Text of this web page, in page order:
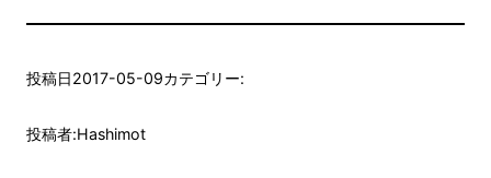
投稿日2017-05-09カテゴリー:
投稿者:Hashimot